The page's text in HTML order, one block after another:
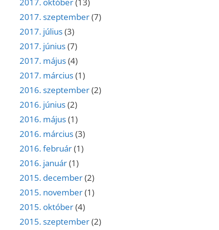
2017. október(13)
2017. szeptember(7)
2017. július(3)
2017. június(7)
2017. május(4)
2017. március(1)
2016. szeptember(2)
2016. június(2)
2016. május(1)
2016. március(3)
2016. február(1)
2016. január(1)
2015. december(2)
2015. november(1)
2015. október(4)
2015. szeptember(2)